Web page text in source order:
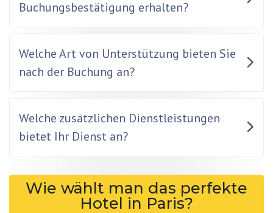
Buchungsbestätigung erhalten?
Welche Art von Unterstützung bieten Sie
nach der Buchung an?
Welche zusätzlichen Dienstleistungen
bietet Ihr Dienst an?
Wie wählt man das perfekte
Hotel in Paris?